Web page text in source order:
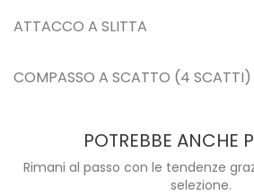
ATTACCO A SLITTA
COMPASSO A SCATTO (4 SCATTI)
POTREBBE ANCHE
Rimani al passo con le tendenze
selezione.